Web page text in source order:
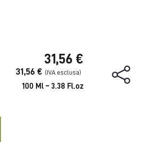
31,56 €
31,56 €
100 Ml – 3.38 Fl.oz